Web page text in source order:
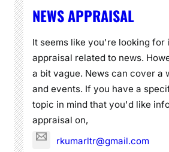
NEWS APPRAISAL
It seems like you're looking for
appraisal related to news.
a bit vague. News can cover a
and events. If you have a
topic in mind that you'd like
appraisal on,
rkumarltr@gmail.com